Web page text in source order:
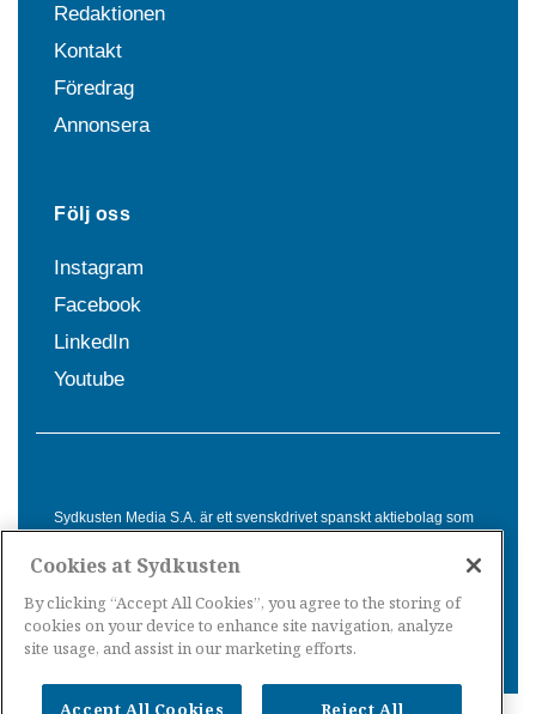
Redaktionen
Kontakt
Föredrag
Annonsera
Följ oss
Instagram
Facebook
LinkedIn
Youtube
Sydkusten Media S.A. är ett svenskdrivet spanskt aktiebolag som
Spanien. Genom nyhetsbevakning av hela Spanien, med bas på
informationsförmedling för svenskar i Spanien.
Cookies at Sydkusten
By clicking “Accept All Cookies”, you agree to the storing of
cookies on your device to enhance site navigation, analyze
site usage, and assist in our marketing efforts.